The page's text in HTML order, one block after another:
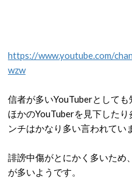
https://www.youtube.com/
wzw
信者が多いYouTuberとしても
ほかのYouTuberを見下した
ンチはかなり多い言われてい
誹謗中傷がとにかく多いため
が多いようです。